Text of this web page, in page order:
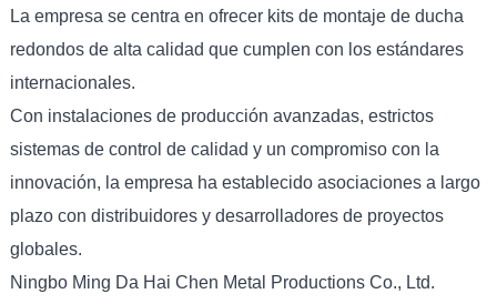
La empresa se centra en ofrecer kits de montaje de ducha
redondos de alta calidad que cumplen con los estándares
internacionales.
Con instalaciones de producción avanzadas, estrictos
sistemas de control de calidad y un compromiso con la
innovación, la empresa ha establecido asociaciones a largo
plazo con distribuidores y desarrolladores de proyectos
globales.
Ningbo Ming Da Hai Chen Metal Productions Co., Ltd.